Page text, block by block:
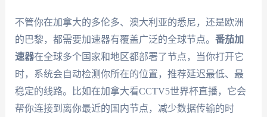
不管你在加拿大的多伦多、澳大利亚的悉尼，还是欧洲
的巴黎，都需要加速器有覆盖广泛的全球节点。 番茄加
速器在全球多个国家和地区都部署了节点，当你打开它
时，系统会自动检测你所在的位置，推荐延迟最低、最
稳定的线路。比如在加拿大看CCTV5世界杯直播，它会
帮你连接到离你最近的国内节点，减少数据传输的时